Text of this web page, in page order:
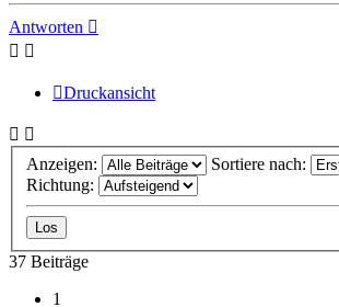
Antworten
Druckansicht
Anzeigen:
Sortiere nach:
Richtung:
37 Beiträge
1